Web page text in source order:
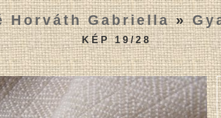
Horváth Gabriella»
KÉP 19/28